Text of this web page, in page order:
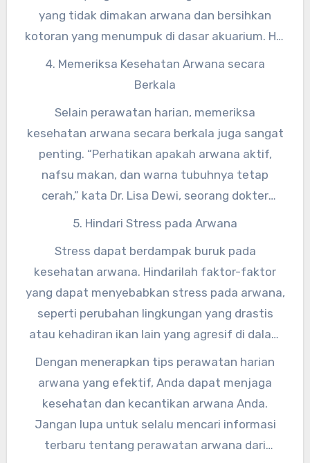
yang tidak dimakan arwana dan bersihkan
kotoran yang menumpuk di dasar akuarium. Hal
ini akan menjaga kebersihan akuarium dan
kesehatan arwana.
4. Memeriksa Kesehatan Arwana secara
Berkala
Selain perawatan harian, memeriksa
kesehatan arwana secara berkala juga sangat
penting. “Perhatikan apakah arwana aktif,
nafsu makan, dan warna tubuhnya tetap
cerah,” kata Dr. Lisa Dewi, seorang dokter
hewan. Jika terdapat gejala-gejala tidak
hewan.
5. Hindari Stress pada Arwana
Stress dapat berdampak buruk pada
kesehatan arwana. Hindarilah faktor-faktor
yang dapat menyebabkan stress pada arwana,
seperti perubahan lingkungan yang drastis
atau kehadiran ikan lain yang agresif di dalam
akuarium. Berikan lingkungan yang nyaman dan
aman bagi arwana agar ia tetap sehat dan
bahagia.
Dengan menerapkan tips perawatan harian
arwana yang efektif, Anda dapat menjaga
kesehatan dan kecantikan arwana Anda.
Jangan lupa untuk selalu mencari informasi
terbaru tentang perawatan arwana dari